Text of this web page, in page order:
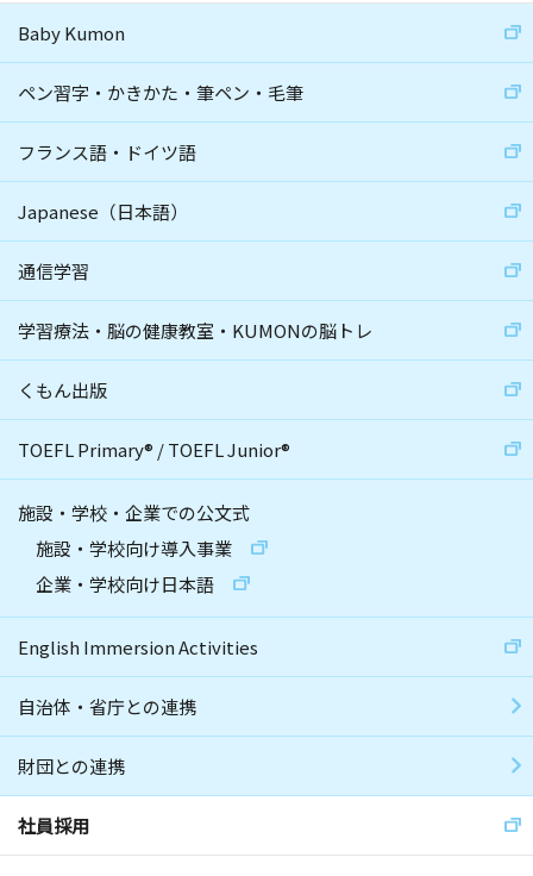
Baby Kumon
ペン習字・かきかた・筆ペン・毛筆
フランス語・ドイツ語
Japanese（日本語）
通信学習
学習療法・脳の健康教室・KUMONの脳トレ
くもん出版
TOEFL Primary® /TOEFL Junior®
施設・学校・企業での公文式
施設・学校向け導入事業
企業・学校向け日本語
English Immersion Activities
自治体・省庁との連携
財団との連携
社員採用